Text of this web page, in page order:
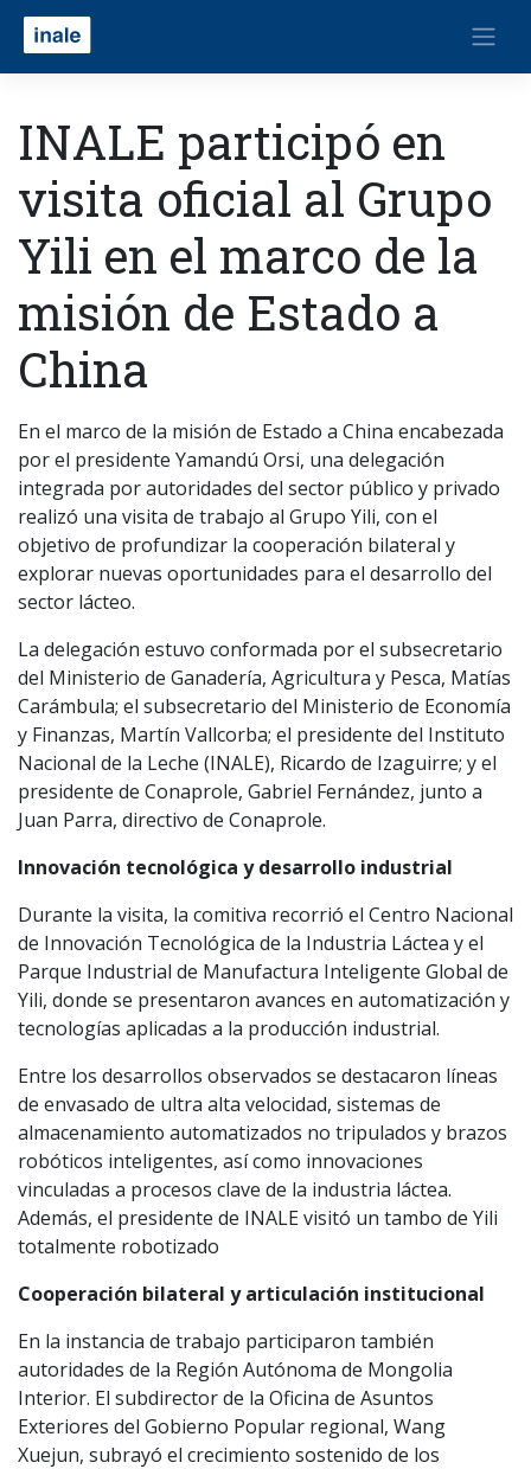
INALE participó en
visita oficial al Grupo
Yili en el marco de la
misión de Estado a
China
En el marco de la misión de Estado a China encabezada
por el presidente Yamandú Orsi, una delegación
integrada por autoridades del sector público y privado
realizó una visita de trabajo al Grupo Yili, con el
objetivo de profundizar la cooperación bilateral y
explorar nuevas oportunidades para el desarrollo del
sector lácteo.
La delegación estuvo conformada por el subsecretario
del Ministerio de Ganadería, Agricultura y Pesca, Matías
Carámbula; el subsecretario del Ministerio de Economía
y Finanzas, Martín Vallcorba; el presidente del Instituto
Nacional de la Leche (INALE), Ricardo de Izaguirre; y el
presidente de Conaprole, Gabriel Fernández, junto a
Juan Parra, directivo de Conaprole.
Innovación tecnológica y desarrollo industrial
Durante la visita, la comitiva recorrió el Centro Nacional
de Innovación Tecnológica de la Industria Láctea y el
Parque Industrial de Manufactura Inteligente Global de
Yili, donde se presentaron avances en automatización y
tecnologías aplicadas a la producción industrial.
Entre los desarrollos observados se destacaron líneas
de envasado de ultra alta velocidad, sistemas de
almacenamiento automatizados no tripulados y brazos
robóticos inteligentes, así como innovaciones
vinculadas a procesos clave de la industria láctea.
Además, el presidente de INALE visitó un tambo de Yili
totalmente robotizado
Cooperación bilateral y articulación institucional
En la instancia de trabajo participaron también
autoridades de la Región Autónoma de Mongolia
Interior. El subdirector de la Oficina de Asuntos
Exteriores del Gobierno Popular regional, Wang
Xuejun, subrayó el crecimiento sostenido de los